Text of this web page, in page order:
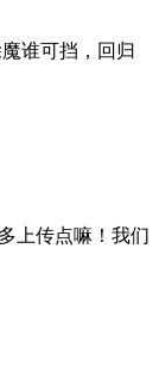
谁可挡，回归
上传点嘛！我们